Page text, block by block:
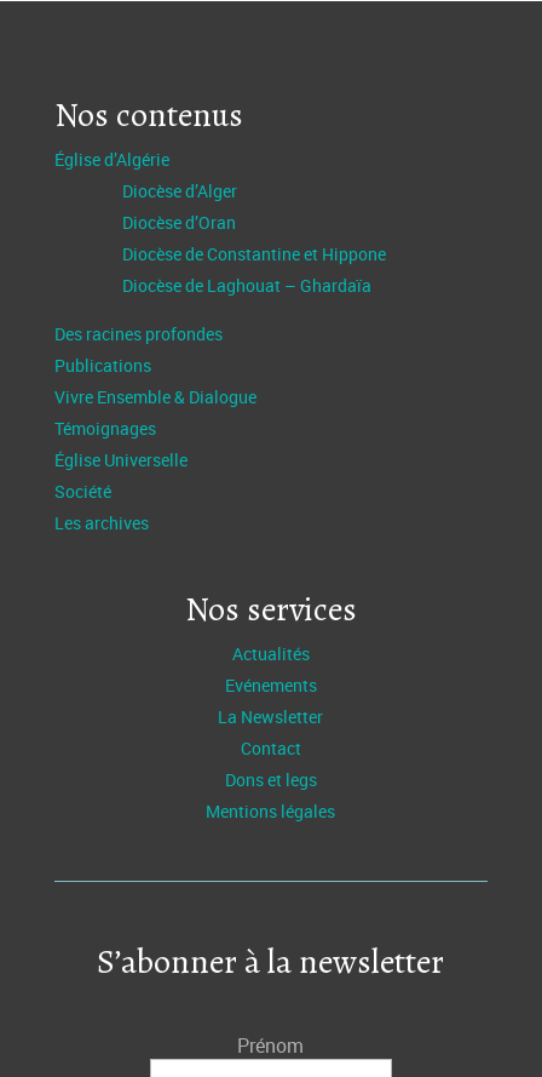
Nos contenus
Église d’Algérie
Diocèse d’Alger
Diocèse d’Oran
Diocèse de Constantine et Hippone
Diocèse de Laghouat – Ghardaïa
Des racines profondes
Publications
Vivre Ensemble & Dialogue
Témoignages
Église Universelle
Société
Les archives
Nos services
Actualités
Evénements
La Newsletter
Contact
Dons et legs
Mentions légales
S’abonner à la newsletter
Prénom